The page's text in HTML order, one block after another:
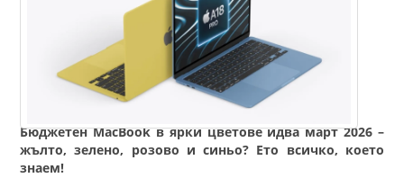
Бюджетен MacBook в ярки цветове идва март 2026 –
жълто, зелено, розово и синьо? Ето всичко, което
знаем!